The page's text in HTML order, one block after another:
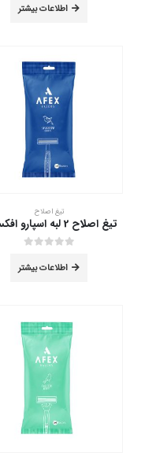
اطلاعات بیشتر
تیغ اصلاح
اطلاعات بیشتر